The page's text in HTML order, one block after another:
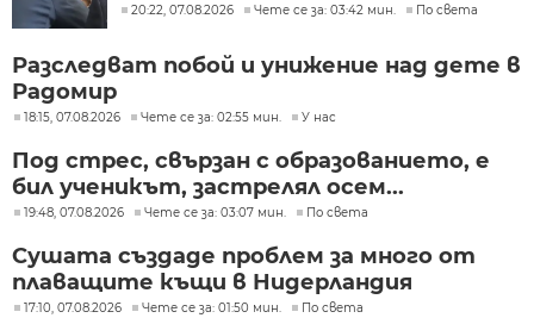
20:22, 07.08.2026 Чете се за: 03:42 мин. По света
Разследват побой и унижение над дете в
Радомир
18:15, 07.08.2026 Чете се за: 02:55 мин. У нас
Под стрес, свързан с образованието, е
бил ученикът, застрелял осем...
19:48, 07.08.2026 Чете се за: 03:07 мин. По света
Сушата създаде проблем за много от
плаващите къщи в Нидерландия
17:10, 07.08.2026 Чете се за: 01:50 мин. По света